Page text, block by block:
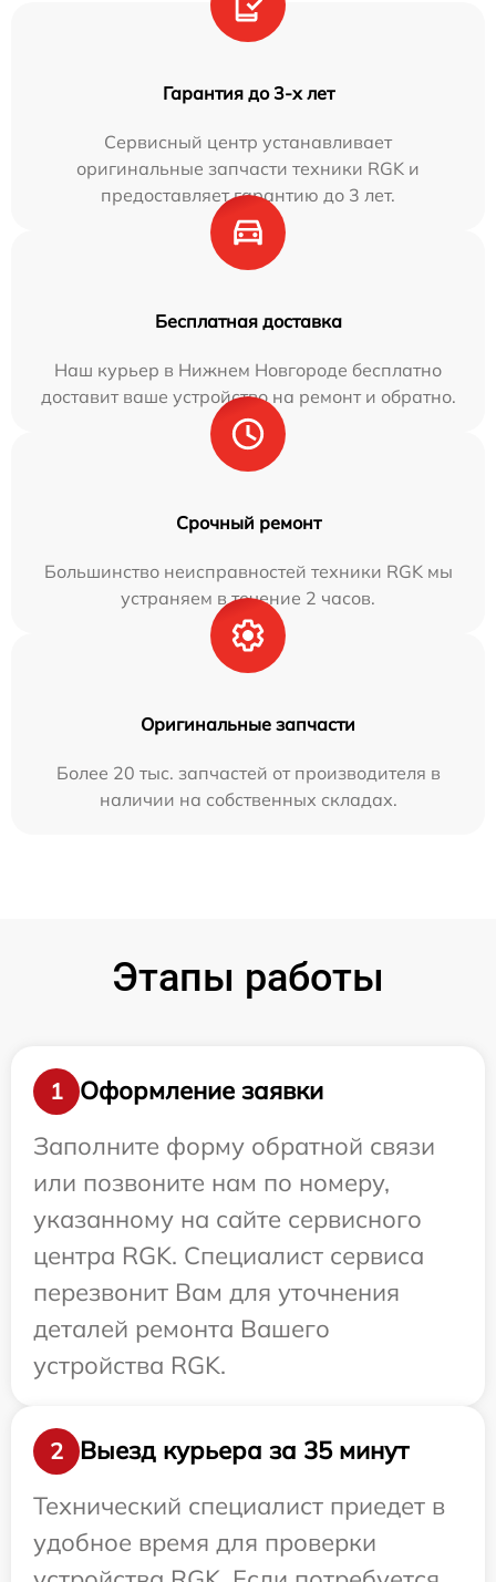
Гарантия до 3-х лет
Сервисный центр устанавливает
оригинальные запчасти техники RGK и
предоставляет гарантию до 3 лет.
Бесплатная доставка
Наш курьер в Нижнем Новгороде бесплатно
доставит ваше устройство на ремонт и обратно.
Срочный ремонт
Большинство неисправностей техники RGK мы
устраняем в течение 2 часов.
Оригинальные запчасти
Более 20 тыс. запчастей от производителя в
наличии на собственных складах.
Этапы работы
1
Оформление заявки
Заполните форму обратной связи
или позвоните нам по номеру,
указанному на сайте сервисного
центра RGK. Специалист сервиса
перезвонит Вам для уточнения
деталей ремонта Вашего
устройства RGK.
2
Выезд курьера за 35 минут
Технический специалист приедет в
удобное время для проверки